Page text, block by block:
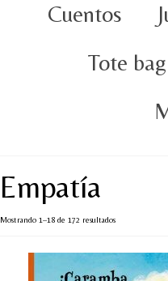
Cuentos
Tote bag
Empatía
Mostrando 1–18 de 172 resultadosOrdenado
popularidad